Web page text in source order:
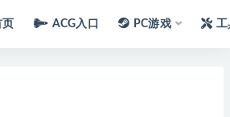
ACG入口 PC游戏